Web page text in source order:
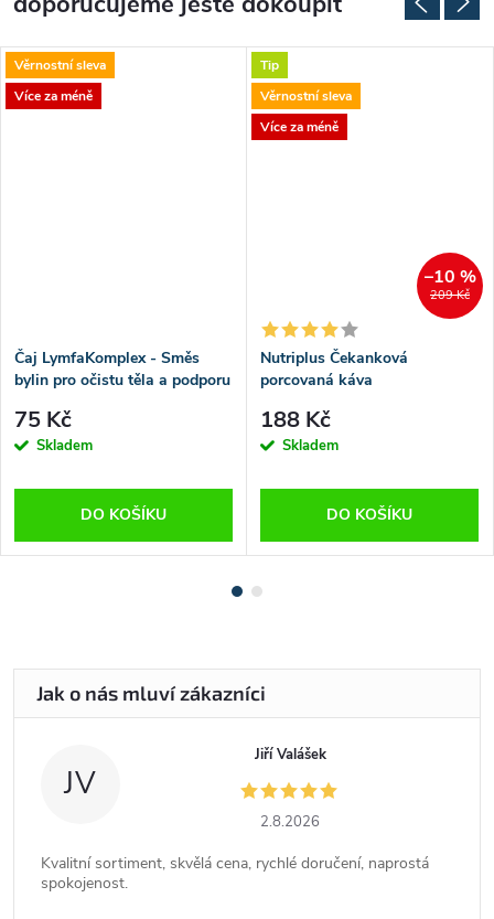
Věrnostní sleva
Více za méně
Čaj LymfaKomplex - Směs
bylin pro očistu těla a podporu
sáčků
75 Kč
Skladem
DO KOŠÍKU
Tip
Věrnostní sleva
Více za méně
209 Kč
–10 %
Nutriplus Čekanková
porcovaná káva
188 Kč
Skladem
DO KOŠÍKU
JV
Jiří Valášek
2.8.2026
Kvalitní sortiment, skvělá cena, rychlé doručení, naprostá
spokojenost.